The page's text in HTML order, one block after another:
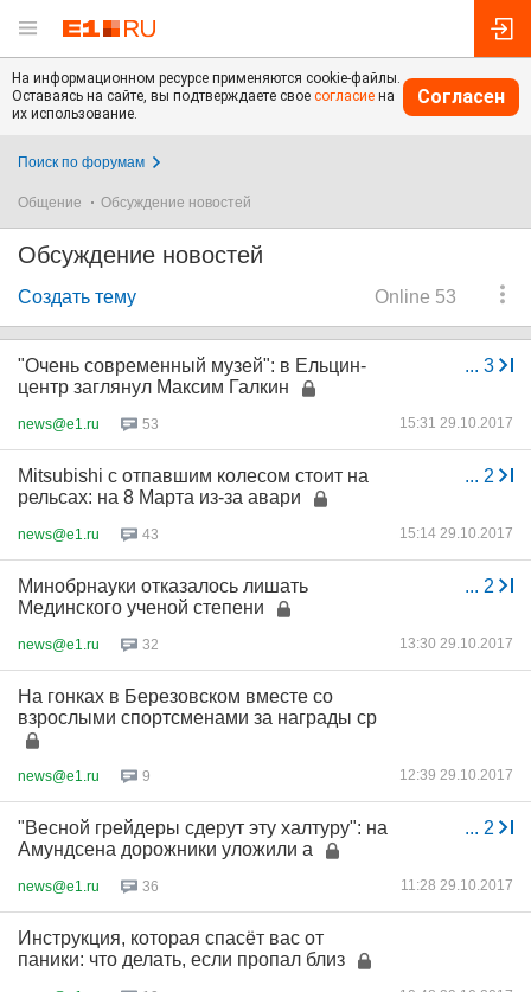
На информационном ресурсе применяются cookie-файлы.
Оставаясь на сайте, вы подтверждаете свое согласие на
их использование.
Согласен
Поиск по форумам
Общение Обсуждение новостей
Обсуждение новостей
Online 53
Создать тему
... 3
"Очень современный музей": в Ельцин-
центр заглянул Максим Галкин
news@e1.ru 53 15:31 29.10.2017
... 2
Mitsubishi с отпавшим колесом стоит на
рельсах: на 8 Марта из-за авари
news@e1.ru 43 15:14 29.10.2017
... 2
Минобрнауки отказалось лишать
Мединского ученой степени
news@e1.ru 32 13:30 29.10.2017
На гонках в Березовском вместе со
взрослыми спортсменами за награды ср
news@e1.ru 9 12:39 29.10.2017
... 2
"Весной грейдеры сдерут эту халтуру": на
Амундсена дорожники уложили а
news@e1.ru 36 11:28 29.10.2017
Инструкция, которая спасёт вас от
паники: что делать, если пропал близ